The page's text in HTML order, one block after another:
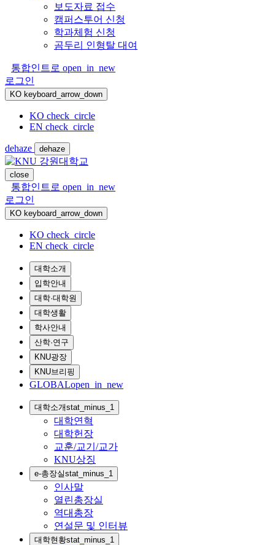
보도자료 접수
캠퍼스투어 신청
학과체험 신청
곰두리 인형탈 대여
통합인트로 open_in_new
로그인
KO keyboard_arrow_down
KO check_circle
EN check_circle
dehaze dehaze
close
통합인트로 open_in_new
로그인
KO keyboard_arrow_down
KO check_circle
EN check_circle
대학소개
입학안내
대학·대학원
대학생활
학사안내
산학·연구
KNU광장
KNU브리핑
GLOBALopen_in_new
대학소개stat_minus_1
대학연혁
대학헌장
교훈/교기/교가
KNU상징
e-총장실stat_minus_1
인사말
열린총장실
역대총장
연설문 및 인터뷰
대학현황stat_minus_1